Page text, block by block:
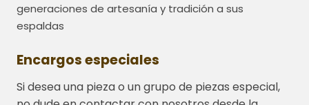
generaciones de artesanía y tradición a sus
espaldas
Encargos especiales
Si desea una pieza o un grupo de piezas especial,